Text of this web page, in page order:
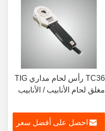
TC36 رأس لحام مداري TIG
مغلق لحام الأنابيب / الأنابيب
احصل على أفضل سعر